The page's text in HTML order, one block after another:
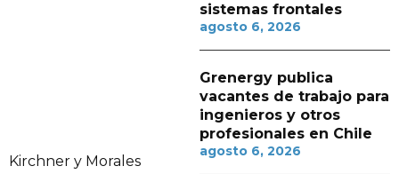
Kirchner y Morales
sistemas frontales
agosto 6, 2026
Grenergy publica
vacantes de trabajo para
ingenieros y otros
profesionales en Chile
agosto 6, 2026